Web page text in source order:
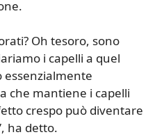
Oh tesoro, sono
i capelli a quel
essenzialmente
che mantiene i capelli
crespo può diventare
ha detto.